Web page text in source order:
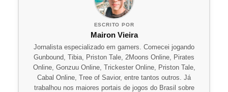
ESCRITO POR
Mairon Vieira
Jornalista especializado em gamers. Comecei jogando
Gunbound, Tibia, Priston Tale, 2Moons Online, Pirates
Online, Gonzuu Online, Trickester Online, Priston Tale,
Cabal Online, Tree of Savior, entre tantos outros. Já
trabalhou nos maiores portais de jogos do Brasil sobre